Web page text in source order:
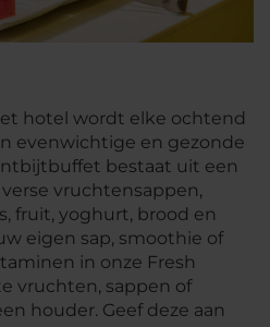
hotel wordt elke ochtend
evenwichtige en gezonde
bestaat uit een
vruchtensappen,
fruit, yoghurt, brood en
eigen sap, smoothie of
in onze Fresh
vruchten, sappen of
houder. Geef deze aan